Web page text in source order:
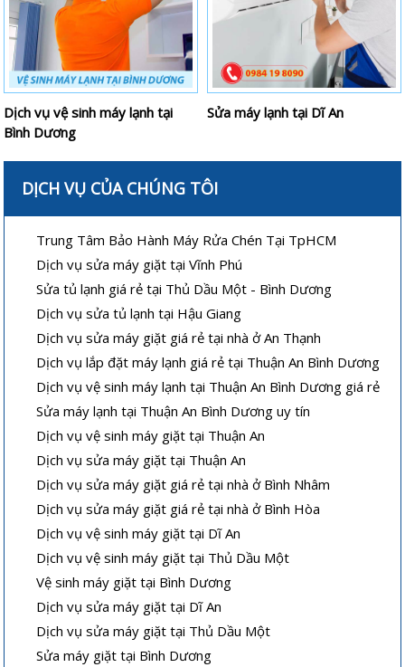
Dịch vụ vệ sinh máy lạnh tại
Bình Dương
Sửa máy lạnh tại Dĩ An
DỊCH VỤ CỦA CHÚNG TÔI
Trung Tâm Bảo Hành Máy Rửa Chén Tại TpHCM
Dịch vụ sửa máy giặt tại Vĩnh Phú
Sửa tủ lạnh giá rẻ tại Thủ Dầu Một - Bình Dương
Dịch vụ sửa tủ lạnh tại Hậu Giang
Dịch vụ sửa máy giặt giá rẻ tại nhà ở An Thạnh
Dịch vụ lắp đặt máy lạnh giá rẻ tại Thuận An Bình Dương
Dịch vụ vệ sinh máy lạnh tại Thuận An Bình Dương giá rẻ
Sửa máy lạnh tại Thuận An Bình Dương uy tín
Dịch vụ vệ sinh máy giặt tại Thuận An
Dịch vụ sửa máy giặt tại Thuận An
Dịch vụ sửa máy giặt giá rẻ tại nhà ở Bình Nhâm
Dịch vụ sửa máy giặt giá rẻ tại nhà ở Bình Hòa
Dịch vụ vệ sinh máy giặt tại Dĩ An
Dịch vụ vệ sinh máy giặt tại Thủ Dầu Một
Vệ sinh máy giặt tại Bình Dương
Dịch vụ sửa máy giặt tại Dĩ An
Dịch vụ sửa máy giặt tại Thủ Dầu Một
Sửa máy giặt tại Bình Dương